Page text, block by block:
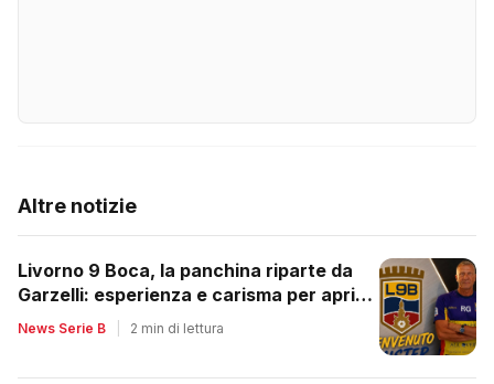
Altre notizie
Livorno 9 Boca, la panchina riparte da
Garzelli: esperienza e carisma per aprire
un nuovo ciclo
News Serie B 2 min di lettura